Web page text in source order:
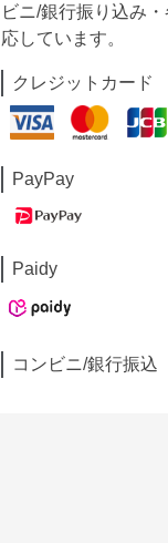
ビニ/銀行振り込み
応しています。
クレジットカード
PayPay
Paidy
コンビニ/銀行振込